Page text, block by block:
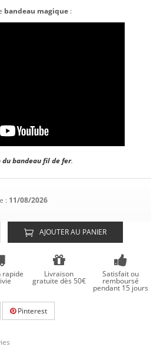
bandeau magique :
bandeau fil de fer.
: 11/08/2026
AJOUTER AU PANIER
rapide Livraison
gratuite dès 50€
Satisfait ou
remboursé
pendant 15 jours
Pinterest